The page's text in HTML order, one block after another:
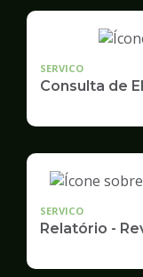
SERVICO
Consulta de
SERVICO
Relatório -